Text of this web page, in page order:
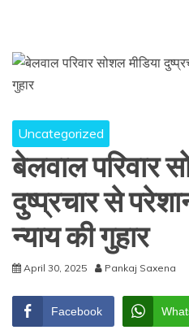
Uncategorized
बेलवाल परिवार
दुष्प्रचार से
न्याय की गुहार
April 30, 2025 Pankaj Saxena
Facebook